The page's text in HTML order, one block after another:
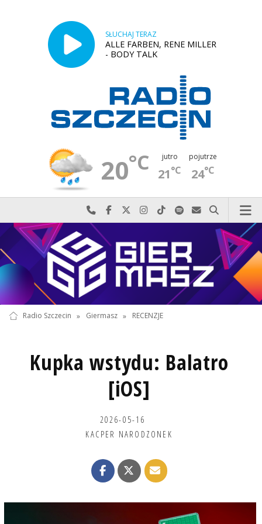
SŁUCHAJ TERAZ
ALLE FARBEN, RENE MILLER
- BODY TALK
20°C jutro
21°C
pojutrze
24°C
Najlepiej po prostu do nas zadzwoń
Odwiedź nas na Facebook-u
Odwiedź nas na X
Odwiedź nas na Instagram-ie
Odwiedź nas na TikTok-u
Szukaj nas na Spotify
Wyślij do nas
Szukaj
Radio Szczecin » Giermasz » RECENZJE
Kupka wstydu: Balatro
[iOS]
2026-05-16
KACPER NARODZONEK